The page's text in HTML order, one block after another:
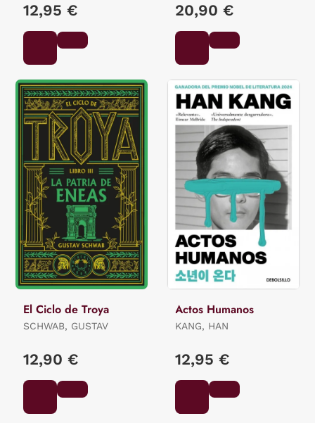
12,95 € 20,90 €
El Ciclo de Troya
SCHWAB, GUSTAV
12,90 €
Actos Humanos
KANG, HAN
12,95 €